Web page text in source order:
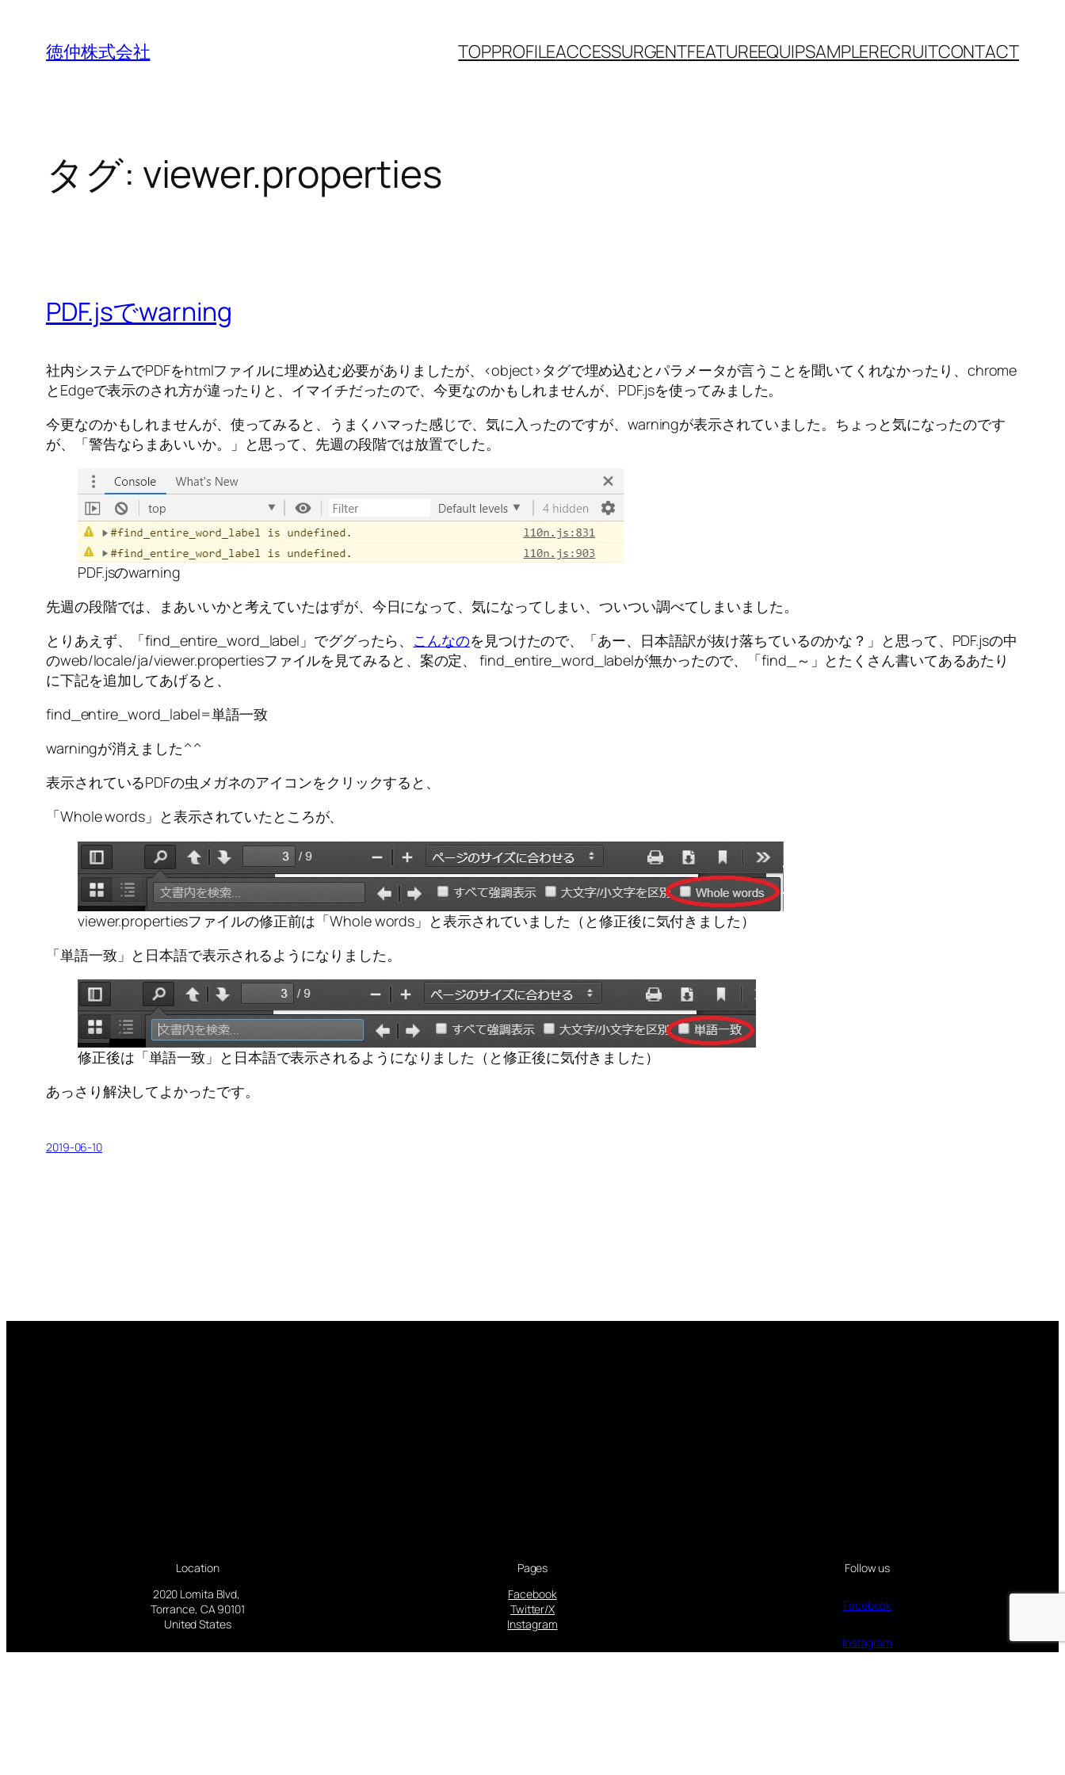
徳仲株式会社 TOPPROFILEACCESSURGENTFEATUREEQUIPSAMPLERECRUITCONTACT
タグ: viewer.properties
PDF.jsでwarning
社内システムでPDFをhtmlファイルに埋め込む必要がありましたが、<object>タグで埋め込むとパラメータが言うことを聞いてくれなかったり、chrome
とEdgeで表示のされ方が違ったりと、イマイチだったので、今更なのかもしれませんが、PDF.jsを使ってみました。
今更なのかもしれませんが、使ってみると、うまくハマった感じで、気に入ったのですが、warningが表示されていました。ちょっと気になったのです
が、「警告ならまあいいか。」と思って、先週の段階では放置でした。
PDF.jsのwarning
先週の段階では、まあいいかと考えていたはずが、今日になって、気になってしまい、ついつい調べてしまいました。
とりあえず、「find_entire_word_label」でググったら、 こんなのを見つけたので、「あー、日本語訳が抜け落ちているのかな？」と思って、PDF.jsの中
のweb/locale/ja/viewer.propertiesファイルを見てみると、案の定、 find_entire_word_labelが無かったので、「find_～」とたくさん書いてあるあたり
に下記を追加してあげると、
find_entire_word_label=単語一致
warningが消えました^^
表示されているPDFの虫メガネのアイコンをクリックすると、
「Whole words」と表示されていたところが、
viewer.propertiesファイルの修正前は「Whole words」と表示されていました（と修正後に気付きました）
「単語一致」と日本語で表示されるようになりました。
修正後は「単語一致」と日本語で表示されるようになりました（と修正後に気付きました）
あっさり解決してよかったです。
2019-06-10
Location
2020 Lomita Blvd,
Torrance, CA 90101
United States
Pages
Facebook
Twitter/X
Instagram
Follow us
Facebook
Instagram